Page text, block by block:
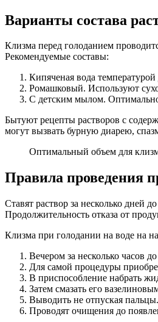
Варианты состава
Клизма перед голоданием
Рекомендуемые составы:
Кипяченая вода
Ромашковый. Используют
С детским мылом.
Бытуют рецепты растворов с
могут вызвать бурную диарею,
Оптимальный объем для
Правила проведения
Ставят раствор за несколько дней
Продолжительность отказа от
Клизма при голодании на воде на
Вечером за несколько часов
Для самой процедуры
В приспособление набрать
Затем смазать его
Выводить не отпуская пальцы.
Проводят очищения до